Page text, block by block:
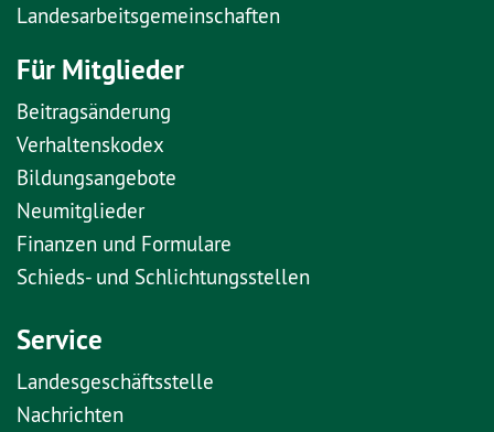
Landesarbeitsgemeinschaften
Für Mitglieder
Beitragsänderung
Verhaltenskodex
Bildungsangebote
Neumitglieder
Finanzen und Formulare
Schieds- und Schlichtungsstellen
Service
Landesgeschäftsstelle
Nachrichten